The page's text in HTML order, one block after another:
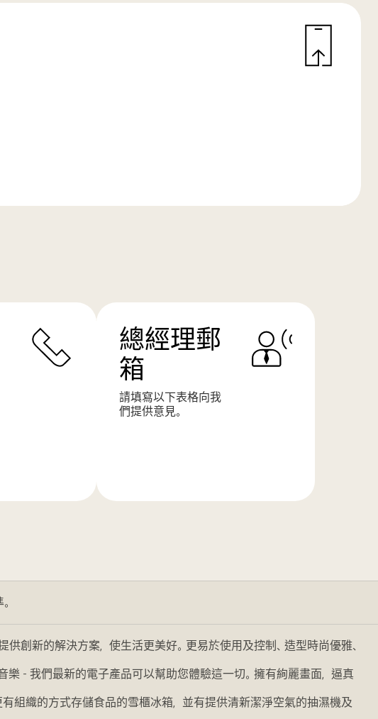
總經理郵
箱
請填寫以下表格向我
們提供意見。
創新的解決方案，使生活更美好。更易於使用及控制、造型時尚優雅、
- 我們最新的電子產品可以幫助您體驗這一切。擁有絢麗畫面，逼真
組織的方式存儲食品的雪櫃冰箱，並有提供清新潔淨空氣的抽濕機及